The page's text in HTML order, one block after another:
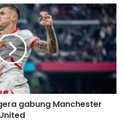
gabung Manchester